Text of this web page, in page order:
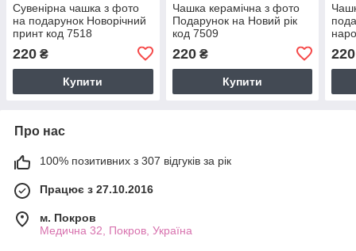
Сувенірна чашка з фото
на подарунок Новорічний
принт код 7518
220 ₴
Купити
Чашка керамічна з фото
Подарунок на Новий рік
код 7509
220₴
Купити
220
Про нас
100% позитивних з 307 відгуків за рік
Працює з 27.10.2016
м. Покров
Медична 32, Покров, Україна